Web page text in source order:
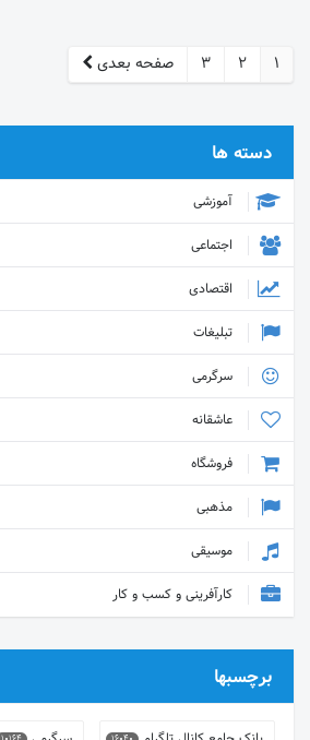
1
2
3 صفحه بعدی
دسته ها
آموزشی
اجتماعی
اقتصادی
تبلیغات
سرگرمی
عاشقانه
فروشگاه
مذهبی
موسیقی
کارآفرینی و کسب و کار
برچسبها